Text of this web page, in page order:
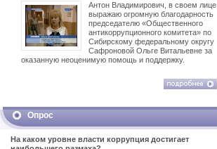
Антон Владимирович, в своем лице
выражаю огромную благодарность
председателю «Общественного
антикоррупционного комитета» по
Сибирскому федеральному округу
Сафроновой Ольге Витальевне за
оказанную неоценимую помощь и поддержку.
Опрос
На каком уровне власти коррупция достигает